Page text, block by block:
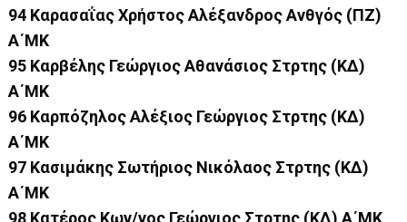
94 Καρασαΐας Χρήστος Αλέξανδρος Ανθγός (ΠΖ)
Α΄ΜΚ
95 Καρβέλης Γεώργιος Αθανάσιος Στρτης (ΚΔ)
Α΄ΜΚ
96 Καρπόζηλος Αλέξιος Γεώργιος Στρτης (ΚΔ)
Α΄ΜΚ
97 Κασιμάκης Σωτήριος Νικόλαος Στρτης (ΚΔ)
Α΄ΜΚ
98 Κατέρος Κων/νος Γεώργιος Στρτης (ΚΔ) Α΄ΜΚ